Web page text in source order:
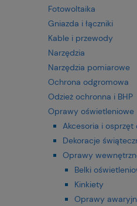
Fotowoltaika
Gniazda i łączniki
Kable i przewody
Narzędzia
Narzędzia pomiarowe
Ochrona odgromowa
Odzież ochronna i BHP
Oprawy oświetleniowe
Akcesoria i
Dekoracje
Oprawy
Belki
Kinkiety
Oprawy